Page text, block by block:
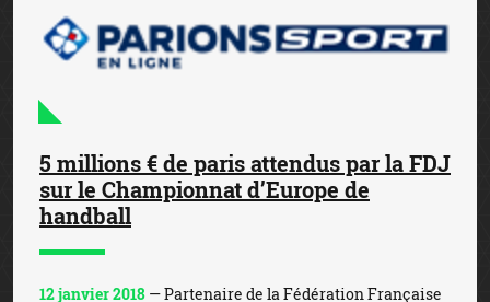
5 millions € de paris attendus par la FDJ
sur le Championnat d’Europe de
handball
12 janvier 2018 — Partenaire de la Fédération Française